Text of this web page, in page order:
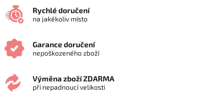
Rychlé doručení
na jakékoliv místo
Garance doručení
nepoškozeného zboží
Výměna zboží ZDARMA
při nepadnoucí velikosti